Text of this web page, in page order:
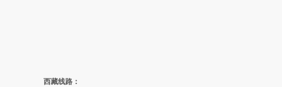
西藏线路：